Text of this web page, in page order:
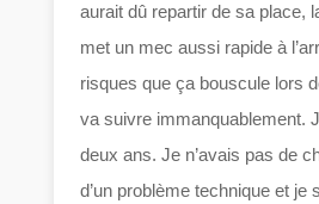
aurait dû repartir de sa place,
met un mec aussi rapide à
risques que ça bouscule lors
va suivre immanquablement.
deux ans. Je n’avais pas de
d’un problème technique et je